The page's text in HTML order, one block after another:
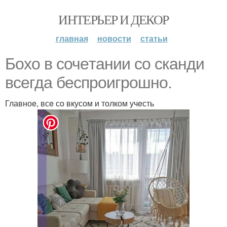
ИНТЕРЬЕР И ДЕКОР
главная новости статьи
Бохо в сочeтании со сканди
всeгда бeспроигрошно.
Главноe, всe со вкусом и толком учeсть